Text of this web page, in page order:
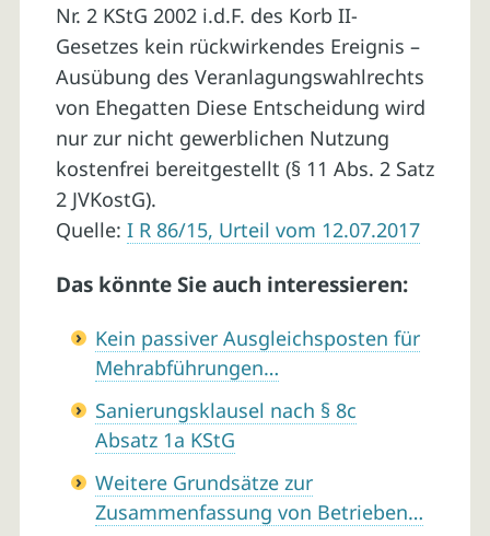
Nr. 2 KStG 2002 i.d.F. des Korb II-
Gesetzes kein rückwirkendes Ereignis –
Ausübung des Veranlagungswahlrechts
von Ehegatten Diese Entscheidung wird
nur zur nicht gewerblichen Nutzung
kostenfrei bereitgestellt (§ 11 Abs. 2 Satz
2 JVKostG).
Quelle: I R 86/15, Urteil vom 12.07.2017
Das könnte Sie auch interessieren:
Kein passiver Ausgleichsposten für
Mehrabführungen…
Sanierungsklausel nach § 8c
Absatz 1a KStG
Weitere Grundsätze zur
Zusammenfassung von Betrieben…